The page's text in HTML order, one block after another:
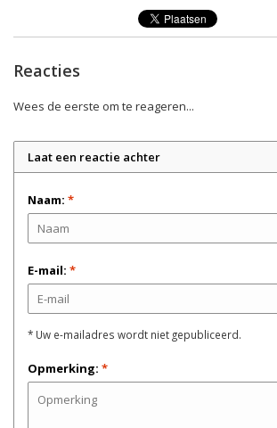
Reacties
Wees de eerste om te reageren...
Laat een reactie achter
Naam: *
E-mail: *
* Uw e-mailadres wordt niet gepubliceerd.
Opmerking: *